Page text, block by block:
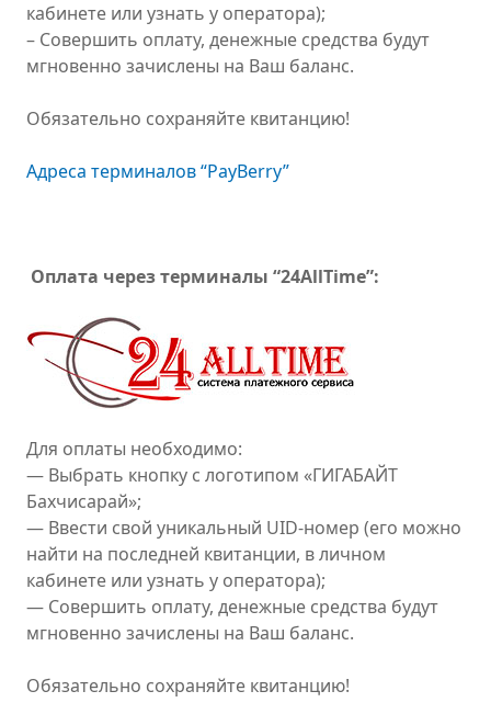
кабинете или узнать у оператора);
– Совершить оплату, денежные средства будут
мгновенно зачислены на Ваш баланс.
Обязательно сохраняйте квитанцию!
Адреса терминалов “PayBerry”
Оплата через терминалы “24AllTime”:
Для оплаты необходимо:
— Выбрать кнопку с логотипом «ГИГАБАЙТ
Бахчисарай»;
— Ввести свой уникальный UID-номер (его можно
найти на последней квитанции, в личном
кабинете или узнать у оператора);
— Совершить оплату, денежные средства будут
мгновенно зачислены на Ваш баланс.
Обязательно сохраняйте квитанцию!